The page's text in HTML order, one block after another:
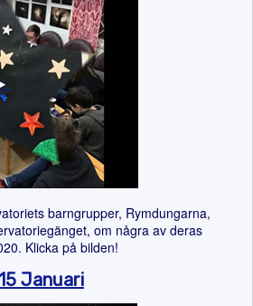
barngrupper, Rymdungarna,
om några av deras
Klicka på bilden!
Januari